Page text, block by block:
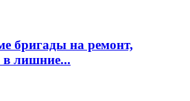
бригады на ремонт,
в лишние...